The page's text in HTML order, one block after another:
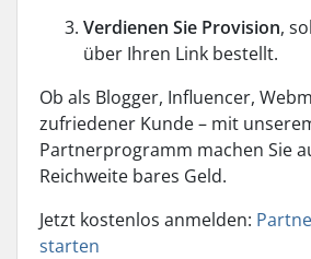
Verdienen Sie Provision,
über Ihren Link bestellt.
Ob als Blogger, Influencer,
zufriedener Kunde – mit
Partnerprogramm machen Sie
Reichweite bares Geld.
Jetzt kostenlos anmelden:
starten